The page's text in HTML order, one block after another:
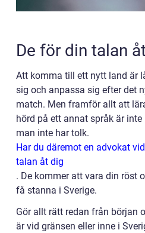
De för din talan
Att komma till ett nytt land är
sig och anpassa sig efter det
match. Men framför allt att
hörd på ett annat språk är inte
man inte har tolk.
Har du däremot en advokat
talan åt dig
. De kommer att vara din röst
få stanna i Sverige.
Gör allt rätt redan från början
är vid gränsen eller inne i